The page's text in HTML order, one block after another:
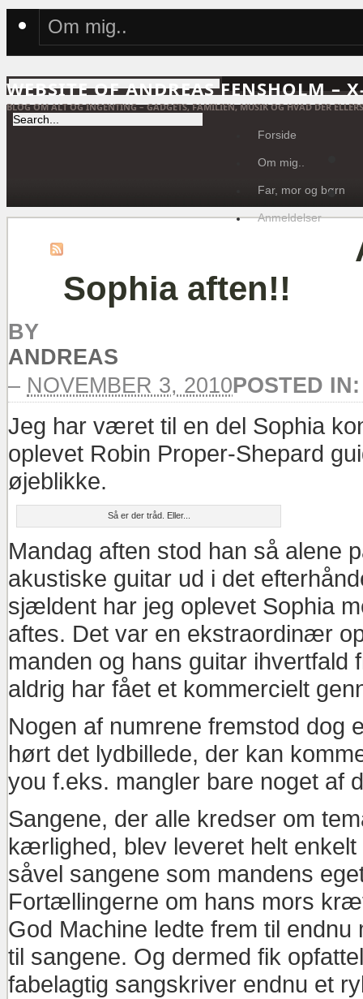
Om mig..
WEBSITE OF ANDREAS FENSHOLM –
BLOG OM ALT OG INGENTING – GADGETS, FAMILIEN, MUSIK OG HVAD DER
Forside
Om mig..
Far, mor og børn
Anmeldelser
Sophia aften!!
BY
ANDREAS
– NOVEMBER 3, 2010POSTED
Jeg har været til en del Sophia
oplevet Robin Proper-Shepard
øjeblikke.
Så er der tråd. Eller...
Mandag aften stod han så alene
akustiske guitar ud i det
sjældent har jeg oplevet Sophia
aftes. Det var en ekstraordinær
manden og hans guitar ihvertfald
aldrig har fået et kommercielt
Nogen af numrene fremstod dog
hørt det lydbillede, der kan
you f.eks. mangler bare noget af
Sangene, der alle kredser om
kærlighed, blev leveret helt
såvel sangene som mandens
Fortællingerne om hans mors
God Machine ledte frem til
til sangene. Og dermed fik
fabelagtig sangskriver endnu et